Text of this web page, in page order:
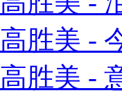
高胜美 -
高胜美 -